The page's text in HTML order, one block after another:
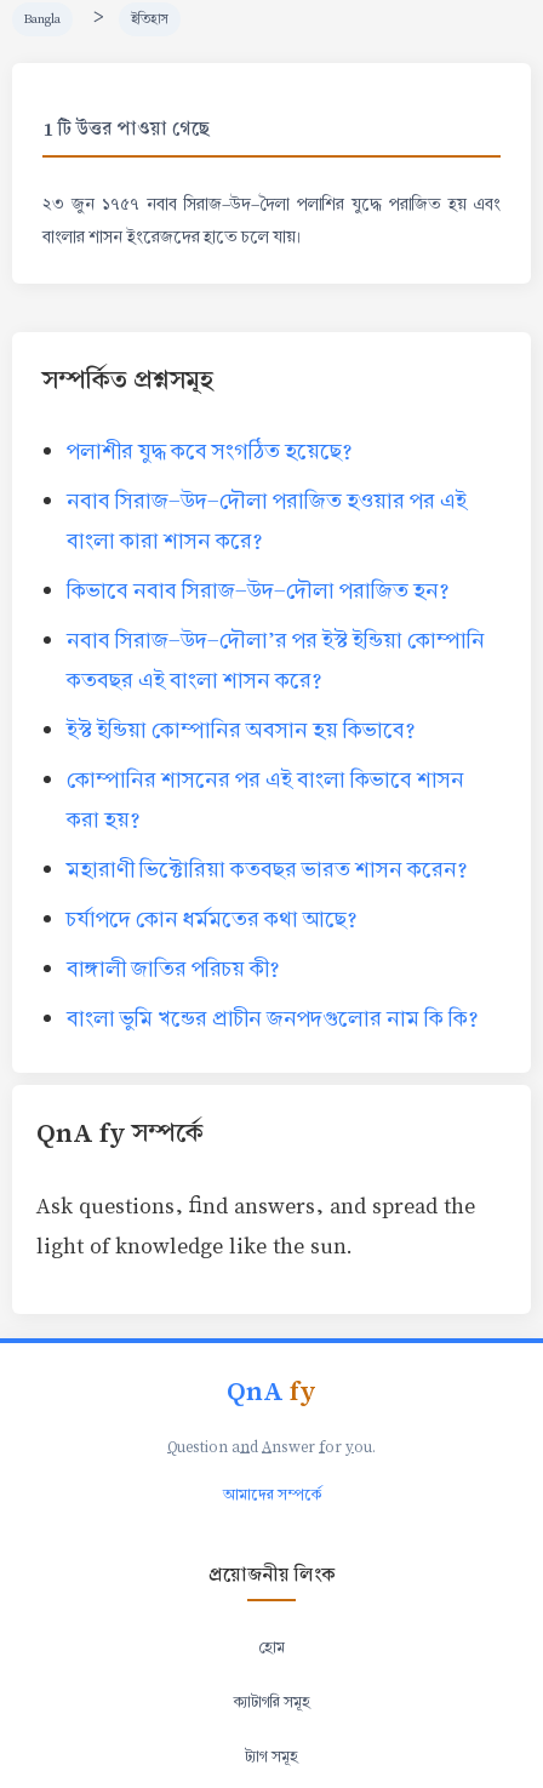
Bangla > ইতিহাস
1 টি উত্তর পাওয়া গেছে
২৩ জুন ১৭৫৭ নবাব সিরাজ-উদ-দৈলা পলাশির যুদ্ধে পরাজিত হয় এবং
বাংলার শাসন ইংরেজদের হাতে চলে যায়।
সম্পর্কিত প্রশ্নসমূহ
পলাশীর যুদ্ধ কবে সংগঠিত হয়েছে?
নবাব সিরাজ-উদ-দৌলা পরাজিত হওয়ার পর এই
বাংলা কারা শাসন করে?
কিভাবে নবাব সিরাজ-উদ-দৌলা পরাজিত হন?
নবাব সিরাজ-উদ-দৌলা’র পর ইস্ট ইন্ডিয়া কোম্পানি
কতবছর এই বাংলা শাসন করে?
ইস্ট ইন্ডিয়া কোম্পানির অবসান হয় কিভাবে?
কোম্পানির শাসনের পর এই বাংলা কিভাবে শাসন
করা হয়?
মহারাণী ভিক্টোরিয়া কতবছর ভারত শাসন করেন?
চর্যাপদে কোন ধর্মমতের কথা আছে?
বাঙ্গালী জাতির পরিচয় কী?
বাংলা ভুমি খন্ডের প্রাচীন জনপদগুলোর নাম কি কি?
QnA fy সম্পর্কে
Ask questions, find answers, and spread the
light of knowledge like the sun.
QnAfy
Question andAnswer foryou.
আমাদের সম্পর্কে
প্রয়োজনীয় লিংক
হোম
ক্যাটাগরি সমূহ
ট্যাগ সমূহ